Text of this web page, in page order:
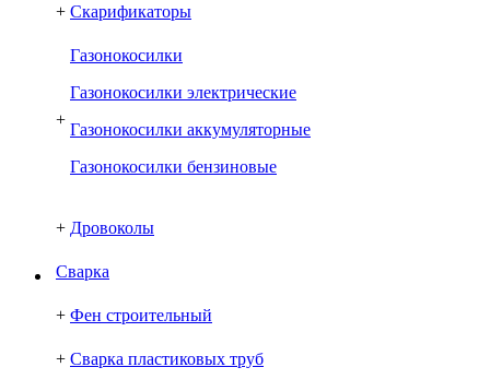
+ Скарификаторы
+
Газонокосилки
Газонокосилки электрические
Газонокосилки аккумуляторные
Газонокосилки бензиновые
+ Дровоколы
Сварка
+ Фен строительный
+ Сварка пластиковых труб